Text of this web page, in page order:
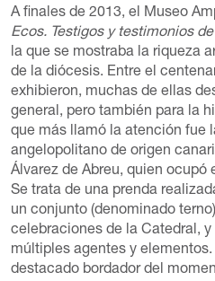
A finales de 2013, el Museo
Ecos. Testigos y testimonios
la que se mostraba la riqueza
de la diócesis. Entre el
exhibieron, muchas de ellas
general, pero también para la
que más llamó la atención fue
angelopolitano de origen
Álvarez de Abreu, quien ocupó
Se trata de una prenda
un conjunto (denominado
celebraciones de la Catedral,
múltiples agentes y
destacado bordador del